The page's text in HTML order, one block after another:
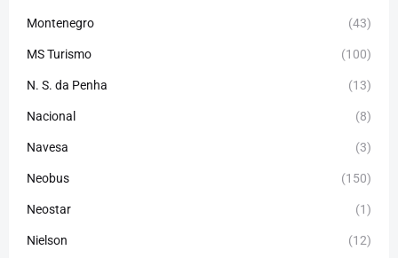
Montenegro (43)
MS Turismo (100)
N. S. da Penha (13)
Nacional (8)
Navesa (3)
Neobus (150)
Neostar (1)
Nielson (12)